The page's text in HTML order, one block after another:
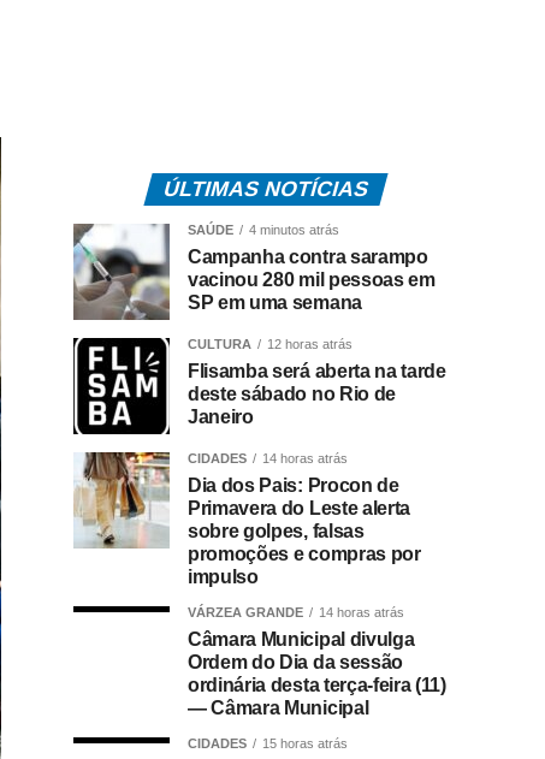
ÚLTIMAS NOTÍCIAS
SAÚDE 4 minutos atrás
Campanha contra sarampo
vacinou 280 mil pessoas em
SP em uma semana
CULTURA 12 horas atrás
Flisamba será aberta na tarde
deste sábado no Rio de
Janeiro
CIDADES 14 horas atrás
Dia dos Pais: Procon de
Primavera do Leste alerta
sobre golpes, falsas
promoções e compras por
impulso
VÁRZEA GRANDE 14 horas atrás
Câmara Municipal divulga
Ordem do Dia da sessão
ordinária desta terça-feira (11)
— Câmara Municipal
CIDADES 15 horas atrás